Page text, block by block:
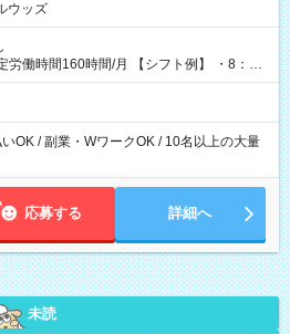
ウッズ
時間/月 【シフト例】 ・8：00
OK / 副業・WワークOK / 10名以上の大量
応募する 詳細へ
未読